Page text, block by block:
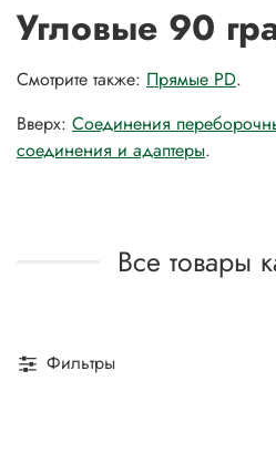
Угловые 90
Смотрите также: Прямые PD.
Вверх: Соединения
соединения и адаптеры.
Все товары
Фильтры